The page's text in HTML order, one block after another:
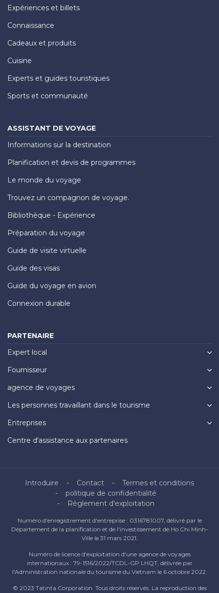
Expériences et billets
Connaissance
Cadeaux et produits
Cuisine
Experts et guides touristiques
Sports et communauté
ASSISTANT DE VOYAGE
Informations sur la destination
Planification et devis de programmes
Le monde du voyage
Trouvez un compagnon de voyage.
Bibliothèque - Expérience
Préparation du voyage
Guide de visite virtuelle
Guide des visas
Guide du voyage en avion
Connexion durable
PARTENAIRE
Expert local
Fournisseur
agence de voyages
Les personnes travaillant dans le tourisme
Entreprises
Centre d'assistance aux partenaires
Introduire Contact
Termes et conditions
politique de confidentialité
Règlement d'exploitation
Numéro d'enregistrement d'entreprise : 0316781007, délivré par le
Département de la planification et de l'investissement de Ho Chi Minh-
Ville le 31 mars 2021.
Numéro de licence d'exploitation d'une agence de voyages
internationaux : 79-1516/2022/TCDL-GP LHQT, délivrée par
l'Administration nationale du tourisme du Vietnam le 6 octobre 2022.
© 2023 Tatinta Corporation. Tous droits réservés. La reproduction des